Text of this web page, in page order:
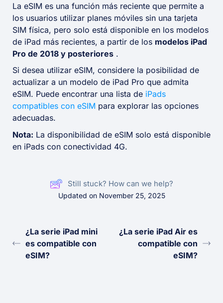
La eSIM es una función más reciente que permite a
los usuarios utilizar planes móviles sin una tarjeta
SIM física, pero solo está disponible en los modelos
de iPad más recientes, a partir de los modelos iPad
Pro de 2018 y posteriores .
Si desea utilizar eSIM, considere la posibilidad de
actualizar a un modelo de iPad Pro que admita
eSIM. Puede encontrar una lista de iPads
compatibles con eSIM para explorar las opciones
adecuadas.
Nota: La disponibilidad de eSIM solo está disponible
en iPads con conectividad 4G.
Still stuck? How can we help?
Updated on November 25, 2025
¿La serie iPad mini
es compatible con
eSIM?
¿La serie iPad Air es
compatible con
eSIM?